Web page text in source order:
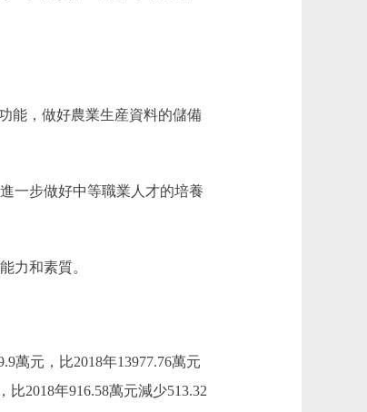
能，做好農業生産資料的儲備
一步做好中等職業人才的培養
力和素質。
萬元，比2018年13977.76萬元
2018年916.58萬元減少513.32